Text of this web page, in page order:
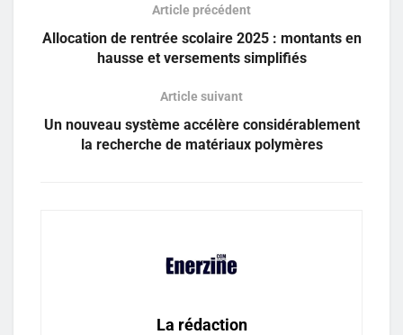
Article précédent
Allocation de rentrée scolaire 2025 : montants en
hausse et versements simplifiés
Article suivant
Un nouveau système accélère considérablement
la recherche de matériaux polymères
La rédaction